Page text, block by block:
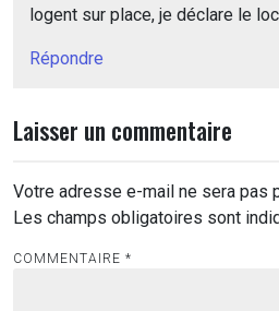
logent sur place, je déclare le
Répondre
Laisser un commentaire
Votre adresse e-mail ne sera pas
Les champs obligatoires sont
COMMENTAIRE *